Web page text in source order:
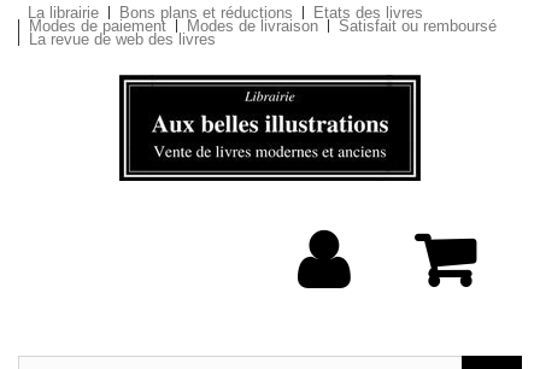
La librairie Bons plans et réductions Etats des livres
Modes de paiement Modes de livraison Satisfait ou remboursé
La revue de web des livres